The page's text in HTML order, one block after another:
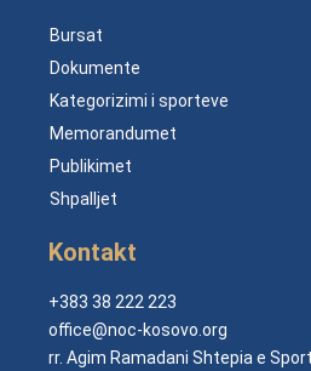
Bursat
Dokumente
Kategorizimi i sporteve
Memorandumet
Publikimet
Shpalljet
Kontakt
+383 38 222 223
office@noc-kosovo.org
rr. Agim Ramadani Shtepia e